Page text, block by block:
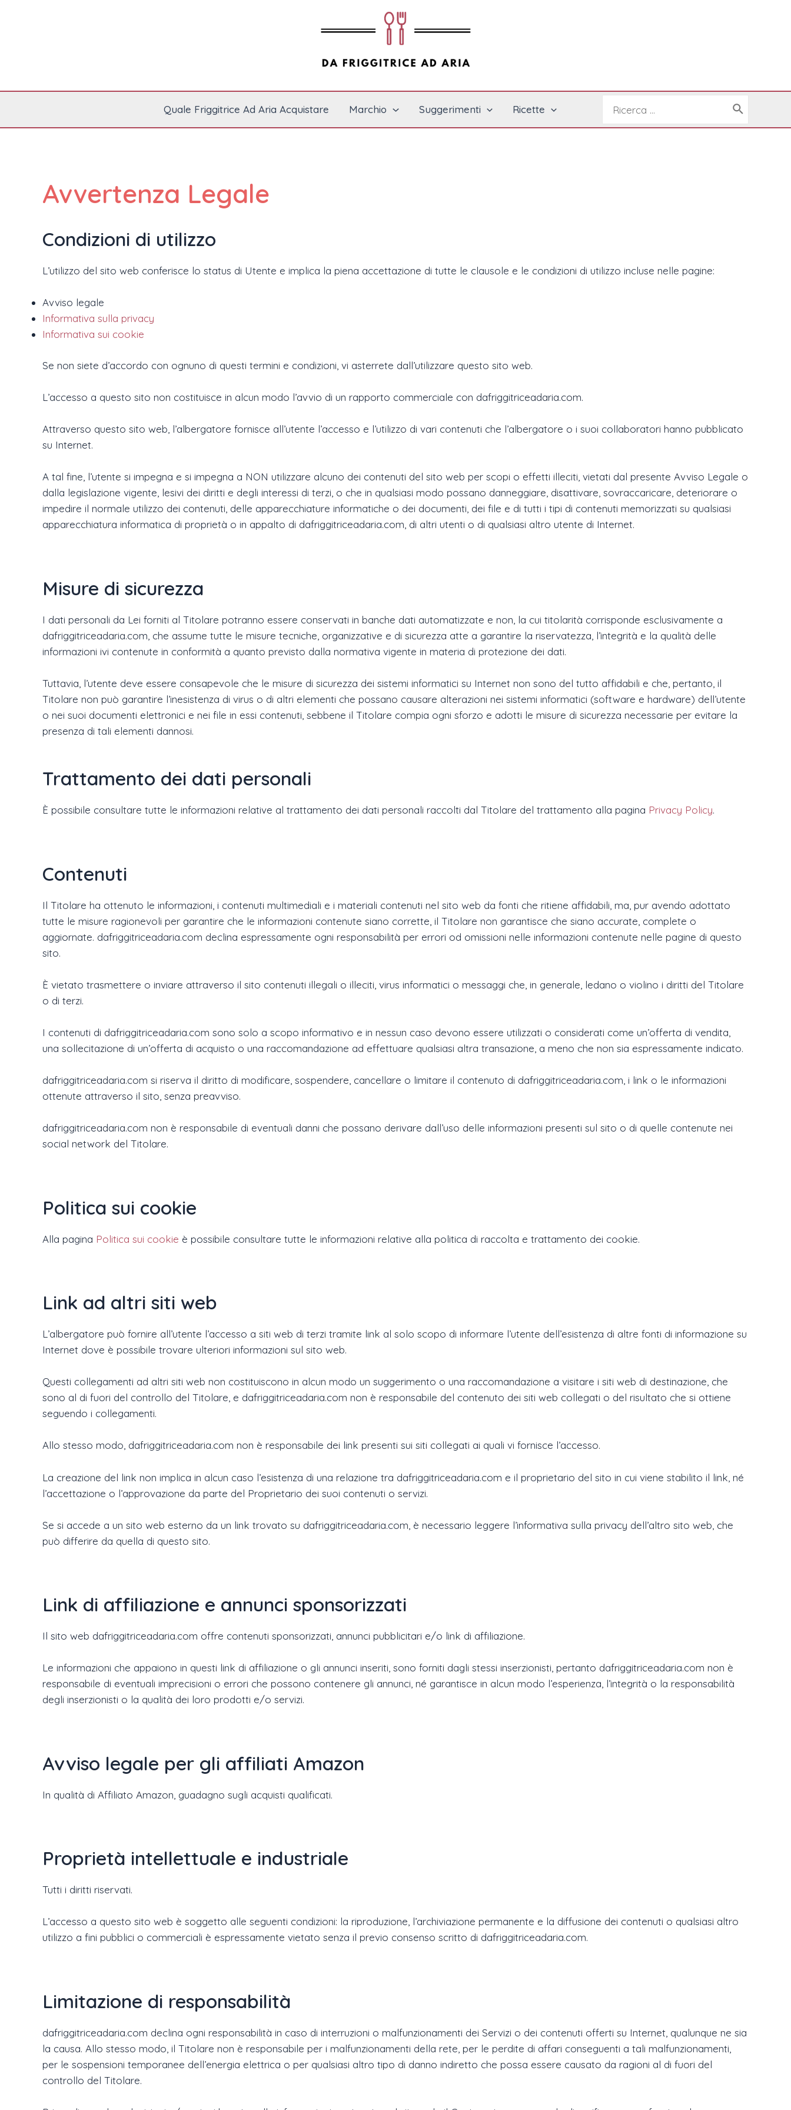
Quale Friggitrice Ad Aria Acquistare Marchio Suggerimenti Ricette
por:
Avvertenza Legale
Condizioni di utilizzo
L’utilizzo del sito web conferisce lo status di Utente e implica la piena accettazione di tutte le clausole e le condizioni di utilizzo incluse nelle pagine:
Avviso legale
Informativa sulla privacy
Informativa sui cookie
Se non siete d’accordo con ognuno di questi termini e condizioni, vi asterrete dall’utilizzare questo sito web.
L’accesso a questo sito non costituisce in alcun modo l’avvio di un rapporto commerciale con dafriggitriceadaria.com.
Attraverso questo sito web, l’albergatore fornisce all’utente l’accesso e l’utilizzo di vari contenuti che l’albergatore o i suoi collaboratori hanno pubblicato
su Internet.
A tal fine, l’utente si impegna e si impegna a NON utilizzare alcuno dei contenuti del sito web per scopi o effetti illeciti, vietati dal presente Avviso Legale o
dalla legislazione vigente, lesivi dei diritti e degli interessi di terzi, o che in qualsiasi modo possano danneggiare, disattivare, sovraccaricare, deteriorare o
impedire il normale utilizzo dei contenuti, delle apparecchiature informatiche o dei documenti, dei file e di tutti i tipi di contenuti memorizzati su qualsiasi
apparecchiatura informatica di proprietà o in appalto di dafriggitriceadaria.com, di altri utenti o di qualsiasi altro utente di Internet.
Misure di sicurezza
I dati personali da Lei forniti al Titolare potranno essere conservati in banche dati automatizzate e non, la cui titolarità corrisponde esclusivamente a
dafriggitriceadaria.com, che assume tutte le misure tecniche, organizzative e di sicurezza atte a garantire la riservatezza, l’integrità e la qualità delle
informazioni ivi contenute in conformità a quanto previsto dalla normativa vigente in materia di protezione dei dati.
Tuttavia, l’utente deve essere consapevole che le misure di sicurezza dei sistemi informatici su Internet non sono del tutto affidabili e che, pertanto, il
Titolare non può garantire l’inesistenza di virus o di altri elementi che possano causare alterazioni nei sistemi informatici (software e hardware) dell’utente
o nei suoi documenti elettronici e nei file in essi contenuti, sebbene il Titolare compia ogni sforzo e adotti le misure di sicurezza necessarie per evitare la
presenza di tali elementi dannosi.
Trattamento dei dati personali
È possibile consultare tutte le informazioni relative al trattamento dei dati personali raccolti dal Titolare del trattamento alla pagina Privacy Policy.
Contenuti
Il Titolare ha ottenuto le informazioni, i contenuti multimediali e i materiali contenuti nel sito web da fonti che ritiene affidabili, ma, pur avendo adottato
tutte le misure ragionevoli per garantire che le informazioni contenute siano corrette, il Titolare non garantisce che siano accurate, complete o
aggiornate. dafriggitriceadaria.com declina espressamente ogni responsabilità per errori od omissioni nelle informazioni contenute nelle pagine di questo
sito.
È vietato trasmettere o inviare attraverso il sito contenuti illegali o illeciti, virus informatici o messaggi che, in generale, ledano o violino i diritti del Titolare
o di terzi.
I contenuti di dafriggitriceadaria.com sono solo a scopo informativo e in nessun caso devono essere utilizzati o considerati come un’offerta di vendita,
una sollecitazione di un’offerta di acquisto o una raccomandazione ad effettuare qualsiasi altra transazione, a meno che non sia espressamente indicato.
dafriggitriceadaria.com si riserva il diritto di modificare, sospendere, cancellare o limitare il contenuto di dafriggitriceadaria.com, i link o le informazioni
ottenute attraverso il sito, senza preavviso.
dafriggitriceadaria.com non è responsabile di eventuali danni che possano derivare dall’uso delle informazioni presenti sul sito o di quelle contenute nei
social network del Titolare.
Politica sui cookie
Alla pagina Politica sui cookie è possibile consultare tutte le informazioni relative alla politica di raccolta e trattamento dei cookie.
Link ad altri siti web
L’albergatore può fornire all’utente l’accesso a siti web di terzi tramite link al solo scopo di informare l’utente dell’esistenza di altre fonti di informazione su
Internet dove è possibile trovare ulteriori informazioni sul sito web.
Questi collegamenti ad altri siti web non costituiscono in alcun modo un suggerimento o una raccomandazione a visitare i siti web di destinazione, che
sono al di fuori del controllo del Titolare, e dafriggitriceadaria.com non è responsabile del contenuto dei siti web collegati o del risultato che si ottiene
seguendo i collegamenti.
Allo stesso modo, dafriggitriceadaria.com non è responsabile dei link presenti sui siti collegati ai quali vi fornisce l’accesso.
La creazione del link non implica in alcun caso l’esistenza di una relazione tra dafriggitriceadaria.com e il proprietario del sito in cui viene stabilito il link, né
l’accettazione o l’approvazione da parte del Proprietario dei suoi contenuti o servizi.
Se si accede a un sito web esterno da un link trovato su dafriggitriceadaria.com, è necessario leggere l’informativa sulla privacy dell’altro sito web, che
può differire da quella di questo sito.
Link di affiliazione e annunci sponsorizzati
Il sito web dafriggitriceadaria.com offre contenuti sponsorizzati, annunci pubblicitari e/o link di affiliazione.
Le informazioni che appaiono in questi link di affiliazione o gli annunci inseriti, sono forniti dagli stessi inserzionisti, pertanto dafriggitriceadaria.com non è
responsabile di eventuali imprecisioni o errori che possono contenere gli annunci, né garantisce in alcun modo l’esperienza, l’integrità o la responsabilità
degli inserzionisti o la qualità dei loro prodotti e/o servizi.
Avviso legale per gli affiliati Amazon
In qualità di Affiliato Amazon, guadagno sugli acquisti qualificati.
Proprietà intellettuale e industriale
Tutti i diritti riservati.
L’accesso a questo sito web è soggetto alle seguenti condizioni: la riproduzione, l’archiviazione permanente e la diffusione dei contenuti o qualsiasi altro
utilizzo a fini pubblici o commerciali è espressamente vietato senza il previo consenso scritto di dafriggitriceadaria.com.
Limitazione di responsabilità
dafriggitriceadaria.com declina ogni responsabilità in caso di interruzioni o malfunzionamenti dei Servizi o dei contenuti offerti su Internet, qualunque ne sia
la causa. Allo stesso modo, il Titolare non è responsabile per i malfunzionamenti della rete, per le perdite di affari conseguenti a tali malfunzionamenti,
per le sospensioni temporanee dell’energia elettrica o per qualsiasi altro tipo di danno indiretto che possa essere causato da ragioni al di fuori del
controllo del Titolare.